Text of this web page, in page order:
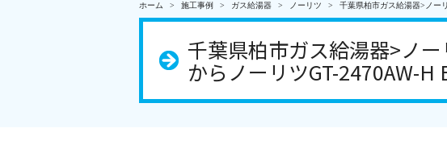
ホーム 施工事例 ガス給湯器 ノーリツ 千葉県柏市ガス給湯器>ノー
千葉県柏市ガス給湯器>ノ
からノーリツGT-2470AW-H